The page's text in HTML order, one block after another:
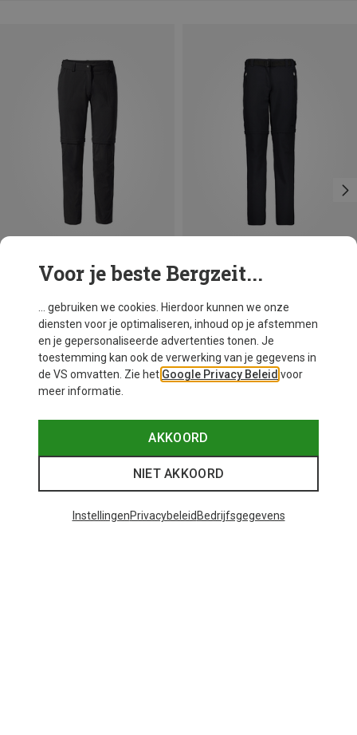
Maten
Dames Farley Stretch Zo II Broek
€ 122,50
Je bespaart 18%
Voor je beste Bergzeit...
... gebruiken we cookies. Hierdoor kunnen we onze
diensten voor je optimaliseren, inhoud op je afstemmen
en je gepersonaliseerde advertenties tonen. Je
toestemming kan ook de verwerking van je gegevens in
de VS omvatten. Zie het Google Privacy Beleid voor
meer informatie.
AKKOORD
NIET AKKOORD
InstellingenPrivacybeleid Bedrijfsgegevens